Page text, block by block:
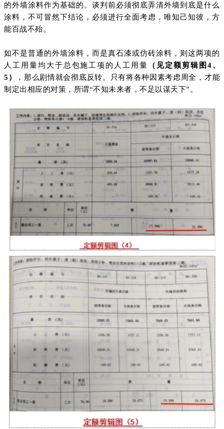
的外墙涂料作为基础的。谈判前必须彻底弄清外墙到底是什么
涂料，不可冒然下结论，必须进行全面考虑，唯知己知彼，方
能百战不殆。
如不是普通的外墙涂料，而是真石漆或仿砖涂料，则这两项的
人工用量均大于总包施工项的人工用量
（见定额剪辑图4、
5）
，那么剧情就会彻底反转。只有将各种因素考虑周全，才能
制定出相应的对策，所谓“不知未来者，不足以谋天下”。